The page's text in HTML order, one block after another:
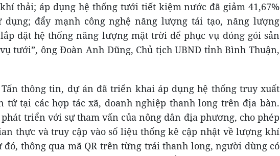
thải; áp dụng hệ thống tưới tiết kiệm nước đã giảm 41,67%
dụng; đẩy mạnh công nghệ năng lượng tái tạo, năng lượng
đặt hệ thống năng lượng mặt trời để phục vụ đóng gói sản
tưới”, ông Đoàn Anh Dũng, Chủ tịch UBND tỉnh Bình Thuận,
Tấn thông tin, dự án đã triển khai áp dụng hệ thống truy xuất
tử tại các hợp tác xã, doanh nghiệp thanh long trên địa bàn.
triển với sự tham vấn của nông dân địa phương, cho phép
thực và truy cập vào số liệu thống kê cập nhật về lượng khí
đó, thông qua mã QR trên từng trái thanh long, người dùng có